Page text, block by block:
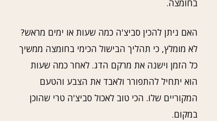
בחומצה.
האם ניתן להכין סביצ'ה כמה שעות או ימים מראש?
לא מומלץ, כי תהליך הבישול הכימי בחומצה ממשיך
כל הזמן וישנה את מרקם הדג. לאחר כמה שעות
הוא יתחיל להתפורר ולאבד את הצבע והטעם
המקוריים שלו. הכי טוב לאכול סביצ'ה טרי שהוכן
במקום.